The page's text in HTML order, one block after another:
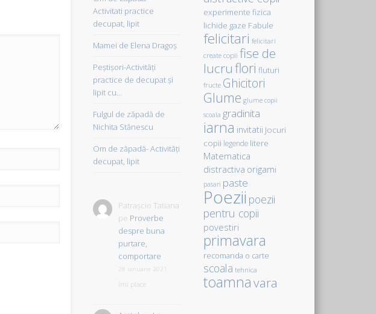
Activitati practice
decupat, lipit
Mamei de Elena Dragoş
Peştişori-Activităţi
practice de decupat şi
lipit cu…
Fulgul de zăpadă de
Nichita Stănescu
Om de zăpadă- Activităţi
decupat, lipit
Patrașcio Tatiana
pe Proverbe
despre buna
purtare,
comportare
28 ianuarie 2021
îmi place
experimente fizica
lichide gaze Fabule
felicitari felicitari
create copii fise de
lucruflori fluturi
fructe Ghicitori
Glume glume copii
scoala gradinita
iarna invitatii Jocuri
copii legende litere
Matematica
distractiva origami
pasari paste
Poezii poezii
pentru copii
povestiri
primavara
recomanda o carte
scoala tehnica
toamnavara